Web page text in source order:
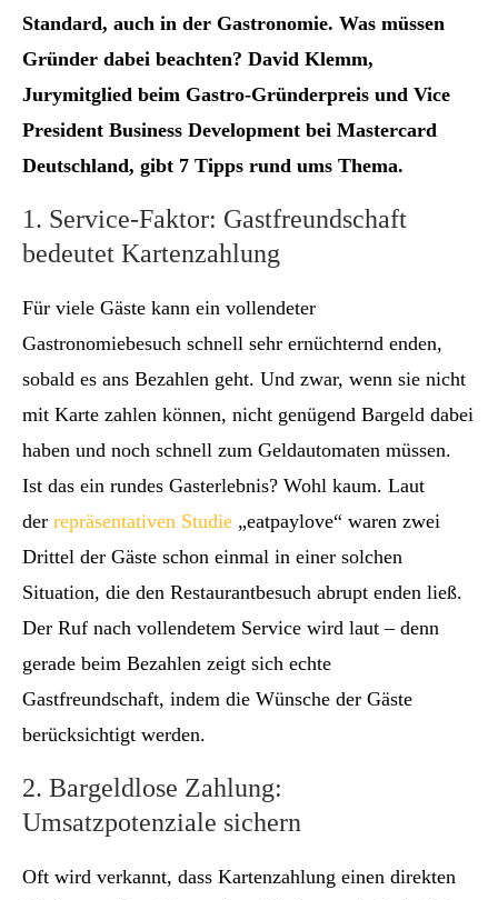
Standard, auch in der Gastronomie. Was müssen
Gründer dabei beachten? David Klemm,
Jurymitglied beim Gastro-Gründerpreis und Vice
President Business Development bei Mastercard
Deutschland, gibt 7 Tipps rund ums Thema.
1. Service-Faktor: Gastfreundschaft
bedeutet Kartenzahlung
Für viele Gäste kann ein vollendeter
Gastronomiebesuch schnell sehr ernüchternd enden,
sobald es ans Bezahlen geht. Und zwar, wenn sie nicht
mit Karte zahlen können, nicht genügend Bargeld dabei
haben und noch schnell zum Geldautomaten müssen.
Ist das ein rundes Gasterlebnis? Wohl kaum. Laut
der repräsentativen Studie „eatpaylove“ waren zwei
Drittel der Gäste schon einmal in einer solchen
Situation, die den Restaurantbesuch abrupt enden ließ.
Der Ruf nach vollendetem Service wird laut – denn
gerade beim Bezahlen zeigt sich echte
Gastfreundschaft, indem die Wünsche der Gäste
berücksichtigt werden.
2. Bargeldlose Zahlung:
Umsatzpotenziale sichern
Oft wird verkannt, dass Kartenzahlung einen direkten